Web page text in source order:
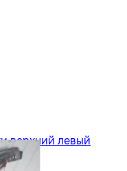
верхний левый